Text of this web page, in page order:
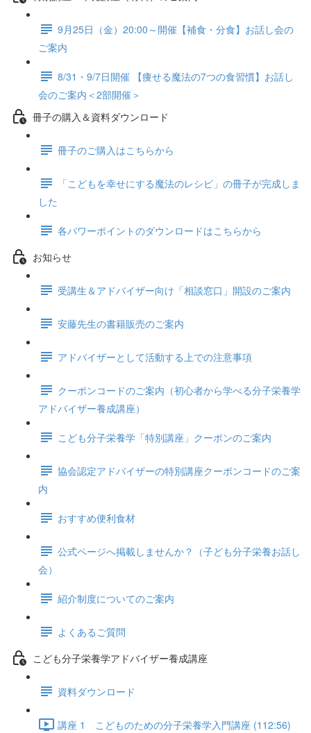
9月25日（金）20:00～開催【補食・分食】お話し会の
ご案内
8/31・9/7日開催 【痩せる魔法の7つの食習慣】お話し
会のご案内＜2部開催＞
冊子の購入＆資料ダウンロード
冊子のご購入はこちらから
「こどもを幸せにする魔法のレシピ」の冊子が完成しま
した
各パワーポイントのダウンロードはこちらから
お知らせ
受講生＆アドバイザー向け「相談窓口」開設のご案内
安藤先生の書籍販売のご案内
アドバイザーとして活動する上での注意事項
クーポンコードのご案内（初心者から学べる分子栄養学
アドバイザー養成講座）
こども分子栄養学「特別講座」クーポンのご案内
協会認定アドバイザーの特別講座クーポンコードのご案
内
おすすめ便利食材
公式ページへ掲載しませんか？（子ども分子栄養お話し
会）
紹介制度についてのご案内
よくあるご質問
こども分子栄養学アドバイザー養成講座
資料ダウンロード
講座 1 ​こどものための分子栄養学入門講座 (112:56)